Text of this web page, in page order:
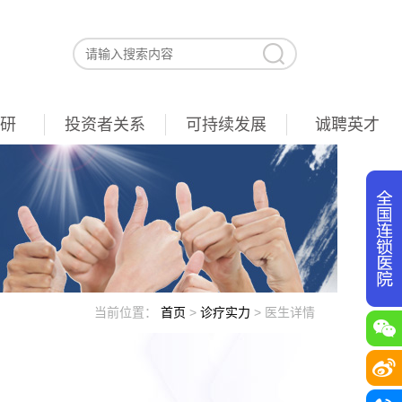
投资者关系 可持续发展 诚聘英才
当前位置： 首页 > 诊疗实力 > 医生详情